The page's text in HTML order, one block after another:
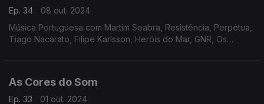
Ep. 34
08 out. 2024
Música Portuguesa com Martim Seabra, Resistência, Perpétua,
Tiago Nacarato, Filipe Karlsson, Heróis do Mar, GNR, Os
As Cores do Som
Ep. 33 01 out. 2024